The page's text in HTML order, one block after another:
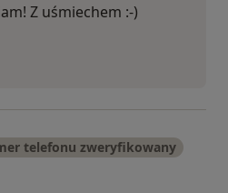
Z uśmiechem :-)
telefonu zweryfikowany